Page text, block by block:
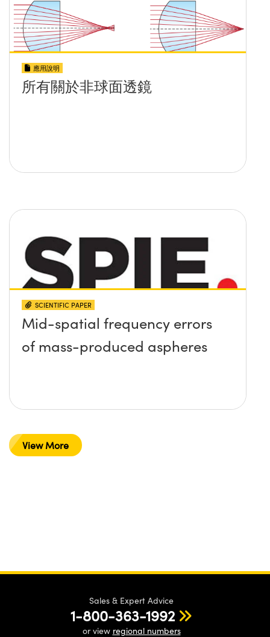
應用說明
所有關於非球面透鏡
SCIENTIFIC PAPER
Mid-spatial frequency errors
of mass-produced aspheres
View More
Sales & Expert Advice
1-800-363-1992
or view regional numbers